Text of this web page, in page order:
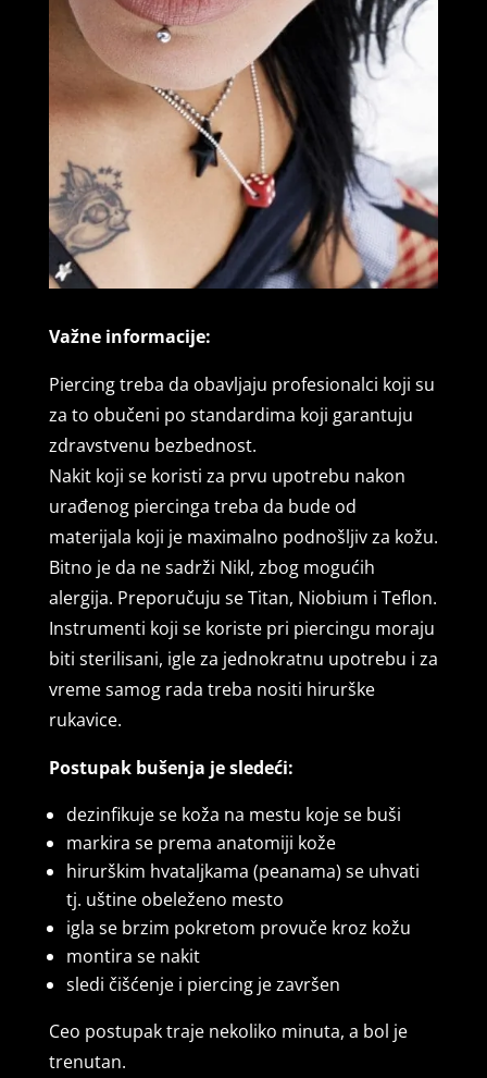
Važne informacije:
Piercing treba da obavljaju profesionalci koji su
za to obučeni po standardima koji garantuju
zdravstvenu bezbednost.
Nakit koji se koristi za prvu upotrebu nakon
urađenog piercinga treba da bude od
materijala koji je maximalno podnošljiv za kožu.
Bitno je da ne sadrži Nikl, zbog mogućih
alergija. Preporučuju se Titan, Niobium i Teflon.
Instrumenti koji se koriste pri piercingu moraju
biti sterilisani, igle za jednokratnu upotrebu i za
vreme samog rada treba nositi hirurške
rukavice.
Postupak bušenja je sledeći:
dezinfikuje se koža na mestu koje se buši
markira se prema anatomiji kože
hirurškim hvataljkama (peanama) se uhvati
tj. uštine obeleženo mesto
igla se brzim pokretom provuče kroz kožu
montira se nakit
sledi čišćenje i piercing je završen
Ceo postupak traje nekoliko minuta, a bol je
trenutan.